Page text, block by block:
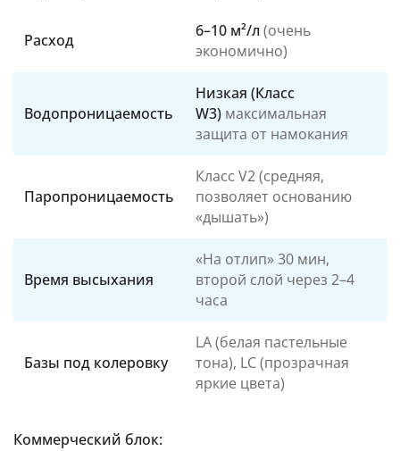
Расход 6–10 м²/л(очень
экономично)
Водопроницаемость
Низкая (Класс
W3) максимальная
защита от намокания
Паропроницаемость
Класс V2 (средняя,
позволяет основанию
«дышать»)
Время высыхания
«На отлип» 30 мин,
второй слой через 2–4
часа
Базы под колеровку
LA (белая пастельные
тона), LC (прозрачная
яркие цвета)
Коммерческий блок: